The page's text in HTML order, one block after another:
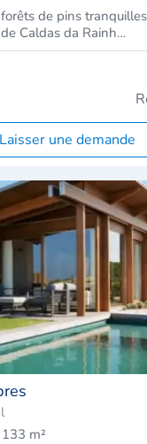
de pins
Caldas da Rainh…
Laisser une demande
133 m²